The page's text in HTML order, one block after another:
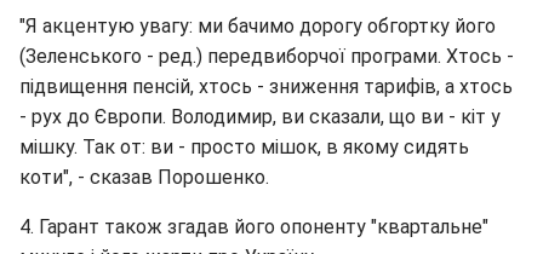
"Я акцентую увагу: ми бачимо дорогу обгортку його
(Зеленського - ред.) передвиборчої програми. Хтось -
підвищення пенсій, хтось - зниження тарифів, а хтось
- рух до Європи. Володимир, ви сказали, що ви - кіт у
мішку. Так от: ви - просто мішок, в якому сидять
коти", - сказав Порошенко.
4. Гарант також згадав його опоненту "квартальне"